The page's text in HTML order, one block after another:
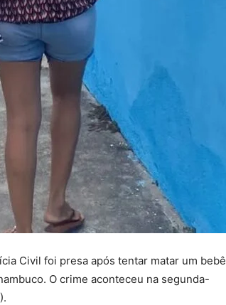
Civil foi presa após tentar matar um bebê
O crime aconteceu na segunda-